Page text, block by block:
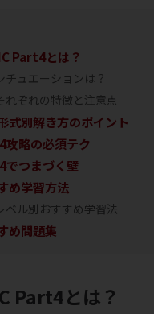
Part4とは？
チュエーションは？
れぞれの特徴と注意点
式別解き方のポイント
略の必須テク
つまづく壁
め学習方法
ベル別おすすめ学習法
め問題集
Part4とは？